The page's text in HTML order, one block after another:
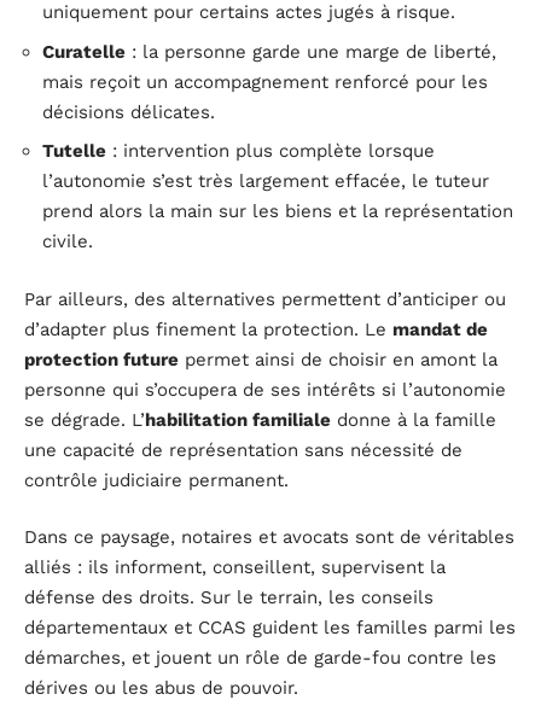
uniquement pour certains actes jugés à risque.
Curatelle : la personne garde une marge de liberté,
mais reçoit un accompagnement renforcé pour les
décisions délicates.
Tutelle : intervention plus complète lorsque
l’autonomie s’est très largement effacée, le tuteur
prend alors la main sur les biens et la représentation
civile.
Par ailleurs, des alternatives permettent d’anticiper ou
d’adapter plus finement la protection. Le mandat de
protection future permet ainsi de choisir en amont la
personne qui s’occupera de ses intérêts si l’autonomie
se dégrade. L’habilitation familiale donne à la famille
une capacité de représentation sans nécessité de
contrôle judiciaire permanent.
Dans ce paysage, notaires et avocats sont de véritables
alliés : ils informent, conseillent, supervisent la
défense des droits. Sur le terrain, les conseils
départementaux et CCAS guident les familles parmi les
démarches, et jouent un rôle de garde-fou contre les
dérives ou les abus de pouvoir.